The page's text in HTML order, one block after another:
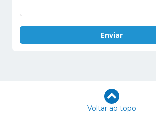
Voltar ao topo